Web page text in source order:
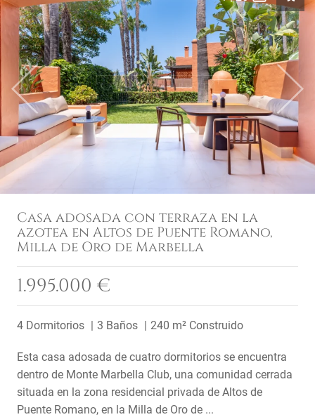
Previous Next
Casa adosada con terraza en la
azotea en Altos de Puente Romano,
Milla de Oro de Marbella
1.995.000 €
4 Dormitorios 3 Baños 240 m² Construido
Esta casa adosada de cuatro dormitorios se encuentra
dentro de Monte Marbella Club, una comunidad cerrada
situada en la zona residencial privada de Altos de
Puente Romano, en la Milla de Oro de ...